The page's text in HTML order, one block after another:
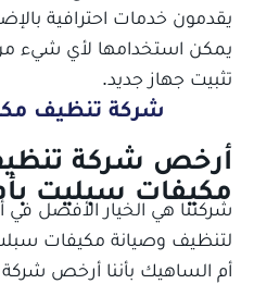
يقدمون خدمات احترافية
يمكن استخدامها لأي شيء
تثبيت جهاز جديد.
شركة تنظيف
أرخص شركة
مكيفات سبليت
شركتنا هي الخيار الأفضل
لتنظيف وصيانة مكيفات
أم الساهيك بأننا أرخص